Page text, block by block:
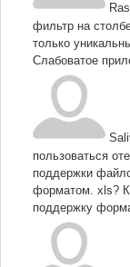
фильтр на
только
Слабоватое
пользоваться
поддержки
форматом. xls?
поддержку